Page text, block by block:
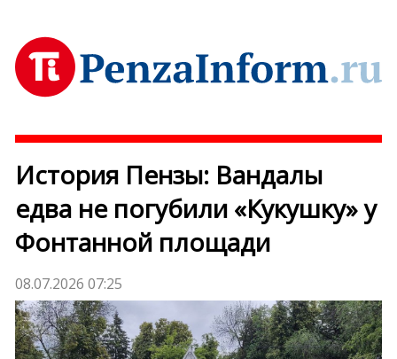
История Пензы: Вандалы
едва не погубили «Кукушку» у
Фонтанной площади
08.07.2026 07:25